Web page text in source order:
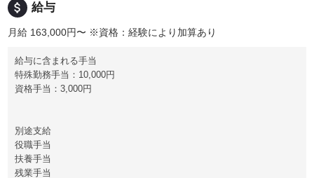
attach_money 給与
月給 163,000円〜 ※資格：経験により加算あり
給与に含まれる手当
特殊勤務手当：10,000円
資格手当：3,000円
別途支給
役職手当
扶養手当
残業手当